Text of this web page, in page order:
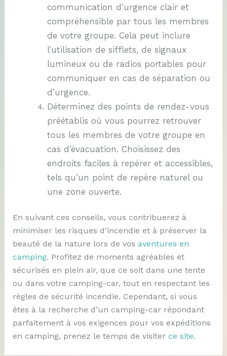
communication d’urgence clair et
compréhensible par tous les membres
de votre groupe. Cela peut inclure
l’utilisation de sifflets, de signaux
lumineux ou de radios portables pour
communiquer en cas de séparation ou
d’urgence.
Déterminez des points de rendez-vous
préétablis où vous pourrez retrouver
tous les membres de votre groupe en
cas d’évacuation. Choisissez des
endroits faciles à repérer et accessibles,
tels qu’un point de repère naturel ou
une zone ouverte.
En suivant ces conseils, vous contribuerez à
minimiser les risques d’incendie et à préserver la
beauté de la nature lors de vos aventures en
camping. Profitez de moments agréables et
sécurisés en plein air, que ce soit dans une tente
ou dans votre camping-car, tout en respectant les
règles de sécurité incendie. Cependant, si vous
êtes à la recherche d’un camping-car répondant
parfaitement à vos exigences pour vos expéditions
en camping, prenez le temps de visiter ce site.